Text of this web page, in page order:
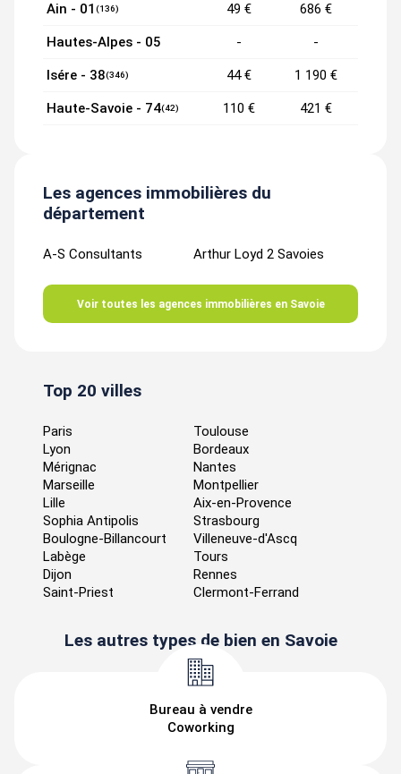
Ain - 01 (136) 49 € 686 €
Hautes-Alpes - 05 - -
Isére - 38(346) 44 € 1 190 €
Haute-Savoie - 74(42) 110 € 421 €
Les agences immobilières du
département
A-S Consultants Arthur Loyd 2 Savoies
Voir toutes les agences immobilières en Savoie
Top 20 villes
Paris
Toulouse
Lyon
Bordeaux
Mérignac
Nantes
Marseille
Montpellier
Lille
Aix-en-Provence
Sophia Antipolis
Strasbourg
Boulogne-Billancourt
Villeneuve-d'Ascq
Labège
Tours
Dijon
Rennes
Saint-Priest
Clermont-Ferrand
Les autres types de bien en Savoie
Bureau à vendre
Coworking